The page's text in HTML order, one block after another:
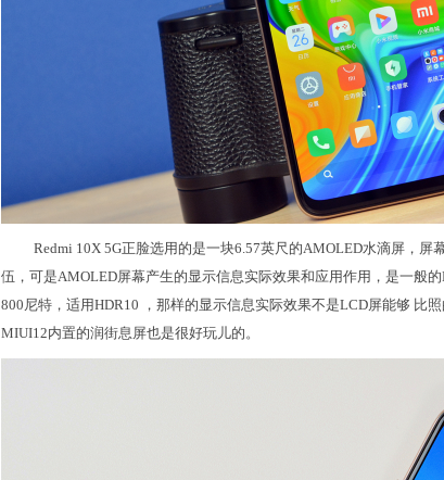
Redmi 10X 5G正脸选用的是一块6.57英尺的AMOLED水滴屏，
伍，可是AMOLED屏幕产生的显示信息实际效果和应用作用，是一般
800尼特，适用HDR10 ，那样的显示信息实际效果不是LCD屏能够 比
MIUI12内置的润街息屏也是很好玩儿的。